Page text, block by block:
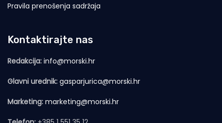
Pravila prenošenja sadržaja
Kontaktirajte nas
Redakcija: info@morski.hr
Glavni urednik: gasparjurica@morski.hr
Marketing: marketing@morski.hr